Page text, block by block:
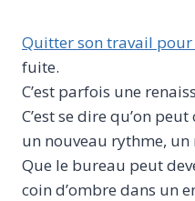
Quitter son travail pour
fuite.
C’est parfois une
C’est se dire qu’on
un nouveau rythme,
Que le bureau peut
coin d’ombre dans un